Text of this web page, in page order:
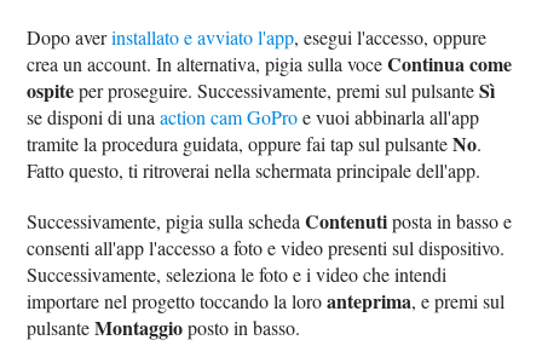
Dopo averinstallato e avviato l'app, esegui l'accesso, oppure
crea un account. In alternativa, pigia sulla voceContinua come
ospiteper proseguire. Successivamente, premi sul pulsanteSì
se disponi di unaaction cam GoProe vuoi abbinarla all'app
tramite la procedura guidata, oppure fai tap sul pulsanteNo.
Fatto questo, ti ritroverai nella schermata principale dell'app.
Successivamente, pigia sulla schedaContenutiposta in basso e
consenti all'app l'accesso a foto e video presenti sul dispositivo.
Successivamente, seleziona le foto e i video che intendi
importare nel progetto toccando la loroanteprima, e premi sul
pulsanteMontaggioposto in basso.